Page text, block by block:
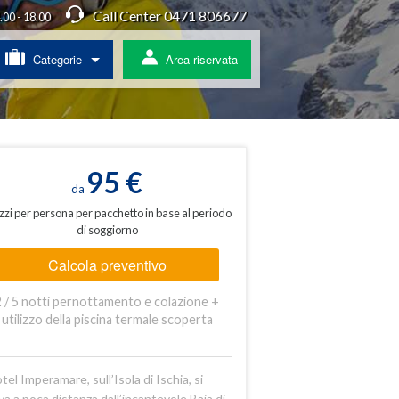
- 18.00 Call Center 0471 806677
Categorie Area riservata
da 95 €
per persona per pacchetto in base al periodo
di soggiorno
Calcola preventivo
/ 5 notti pernottamento e colazione +
utilizzo della piscina termale scoperta
Imperamare, sull’Isola di Ischia, si